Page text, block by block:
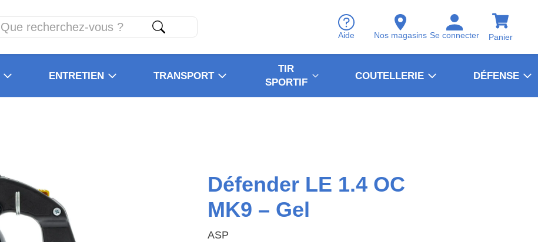
Aide Nos magasins Se connecter Panier
ENTRETIEN TRANSPORT
TIR
SPORTIF
COUTELLERIE DÉFENSE
Défender LE 1.4 OC
MK9 – Gel
ASP